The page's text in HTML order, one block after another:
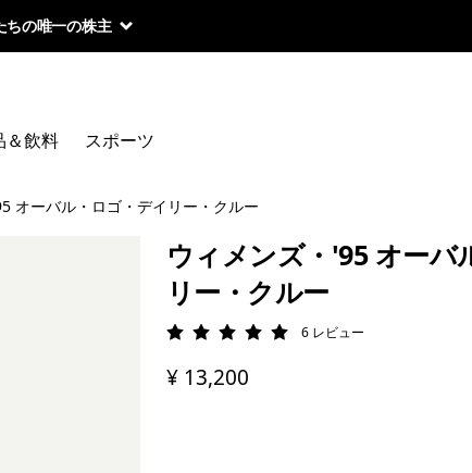
ちの唯一の株主
＆飲料 スポーツ
オーバル・ロゴ・デイリー・クルー
ウィメンズ・'95 オーバ
リー・クルー
評価: 5 / 5 6 レビュー
¥ 13,200